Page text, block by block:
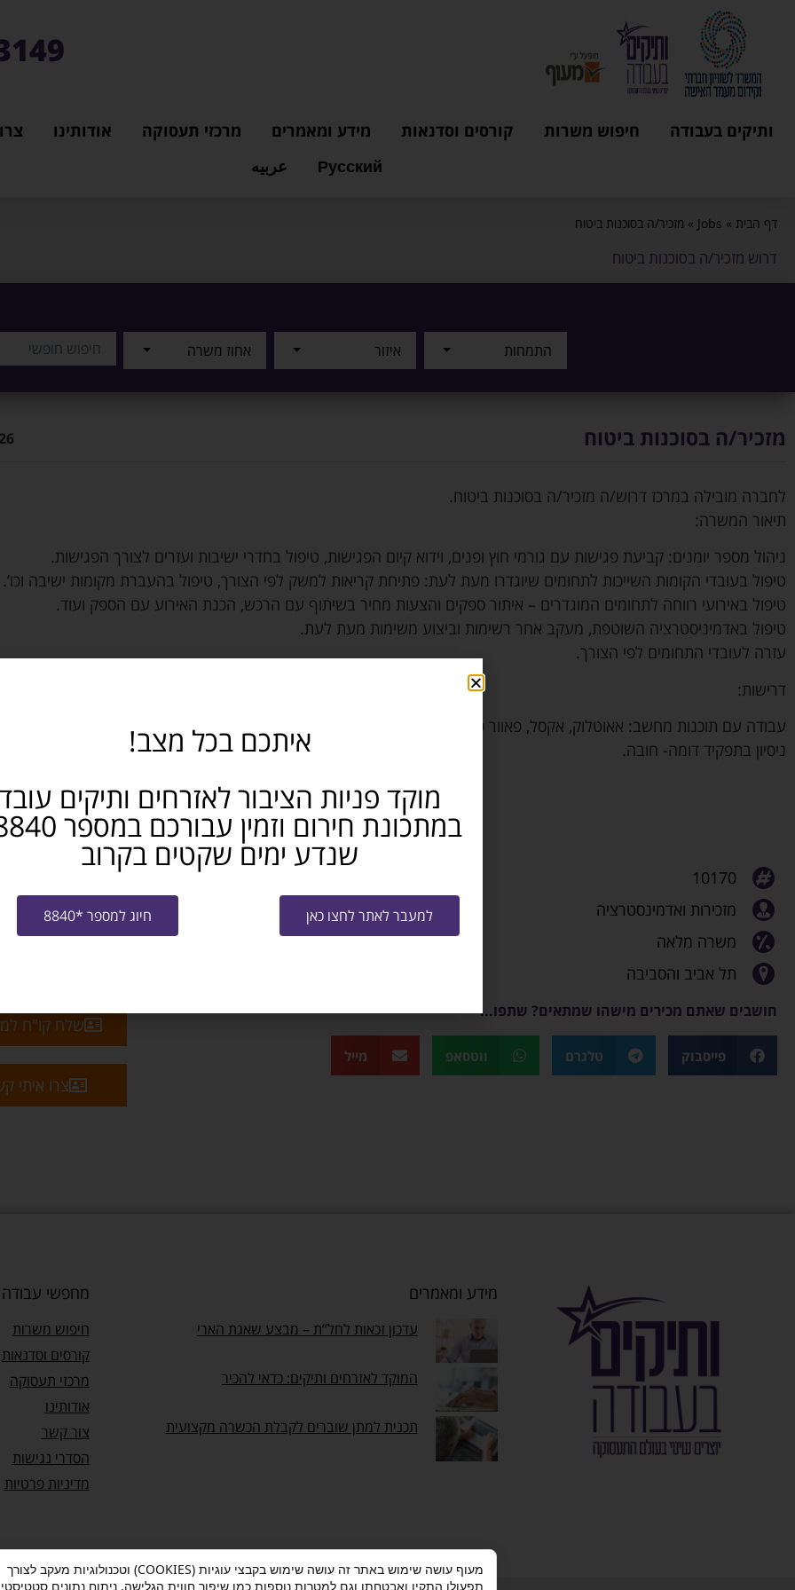
ותיקים בעבודה חיפוש משרות קורסים וסדנאות מידע ומאמרים מרכזי תעסוקה אודותינו
Русский
عربيه
דף הבית »
Jobs
» מזכיר/ה בסוכנות ביטוח
דרוש מזכיר/ה בסוכנות ביטוח
התמחות איזור אחוז משרה
מזכיר/ה בסוכנות ביטוח
לחברה מובילה במרכז דרוש/ה מזכיר/ה בסוכנות ביטוח.
תיאור המשרה:
ניהול מספר יומנים: קביעת פגישות עם גורמי חוץ ופנים, וידוא קיום הפגישות, טיפול בחדרי ישיבות ועזרים לצורך הפגישות.
טיפול בעובדי הקומות השייכות לתחומים שיוגדרו מעת לעת: פתיחת קריאות למשק לפי הצורך, טיפול בהעברת מקומות ישיבה וכו’.
טיפול באירועי רווחה לתחומים המוגדרים – איתור ספקים והצעות מחיר בשיתוף עם הרכש, הכנת האירוע עם הספק ועוד.
טיפול באדמיניסטרציה השוטפת, מעקב אחר רשימות וביצוע משימות מעת לעת.
עזרה לעובדי התחומים לפי הצורך.
דרישות:
עבודה עם תוכנות מחשב: אאוטלוק, אקסל, פאוור פוינט וכו’- חובה.
ניסיון בתפקיד דומה- חובה.
10170
מזכירות ואדמינסטרציה
משרה מלאה
תל אביב והסביבה
חושבים שאתם מכירים מישהו שמתאים? שתפו...
פייסבוק טלגרם ווטסאפ מייל
שלח קו"ח
צרו איתי
מידע ומאמרים
עדכון זכאות לחל”ת – מבצע שאגת הארי
המוקד לאזרחים ותיקים: כדאי להכיר
תכנית למתן שוברים לקבלת הכשרה מקצועית
מחפשי עבודה
חיפוש משרות
קורסים וסדנאות
מרכזי תעסוקה
אודותינו
צור קשר
הסדרי נגישות
מדיניות פרטיות
מעוף עושה שימוש באתר זה עושה שימוש בקבצי עוגיות (COOKIES) וטכנולוגיות מעקב לצורך
תפעולו התקין ואבטחתו וגם למטרות נוספות כמו שיפור חווית הגלישה, ניתוח נתונים
איתכם בכל מצב!
מוקד פניות הציבור לאזרחים ותיקים
שנדע ימים שקטים בקרוב
למעבר לאתר לחצו כאן חיוג למספר *8840